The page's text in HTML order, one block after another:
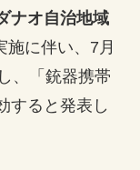
ナオ自治地域
に伴い、7月
、「銃器携帯
すると発表し